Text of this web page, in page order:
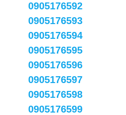
0905176592
0905176593
0905176594
0905176595
0905176596
0905176597
0905176598
0905176599